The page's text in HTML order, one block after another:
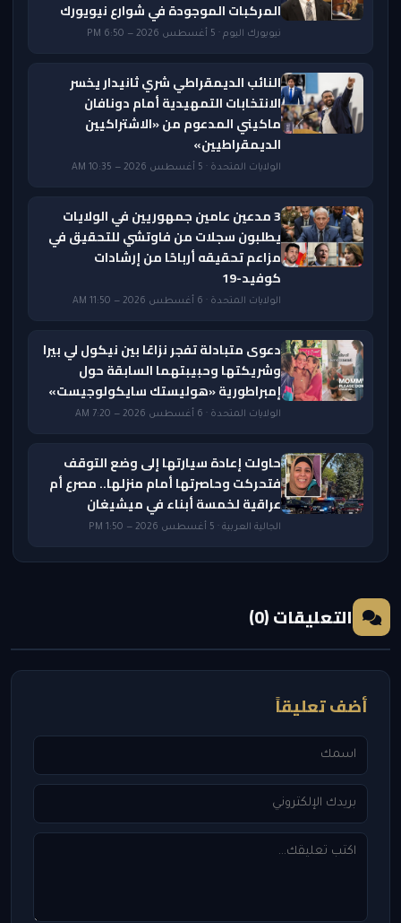
المركبات الموجودة في شوارع نيويورك
نيويورك اليوم · 5 أغسطس 2026 — 6:50 PM
النائب الديمقراطي شري ثانيدار يخسر
الانتخابات التمهيدية أمام دونافان
ماكيني المدعوم من «الاشتراكيين
الديمقراطيين»
الولايات المتحدة · 5 أغسطس 2026 — 10:35 AM
3 مدعين عامين جمهوريين في الولايات
يطلبون سجلات من فاوتشي للتحقيق في
مزاعم تحقيقه أرباحًا من إرشادات
كوفيد-19
الولايات المتحدة · 6 أغسطس 2026 — 11:50 AM
دعوى متبادلة تفجر نزاعًا بين نيكول لي بيرا
وشريكتها وحبيبتهما السابقة حول
إمبراطورية «هوليستك سايكولوجيست»
الولايات المتحدة · 6 أغسطس 2026 — 7:20 AM
حاولت إعادة سيارتها إلى وضع التوقف
فتحركت وحاصرتها أمام منزلها.. مصرع أم
عراقية لخمسة أبناء في ميشيغان
الجالية العربية · 5 أغسطس 2026 — 1:50 PM
التعليقات (0)
أضف تعليقاً